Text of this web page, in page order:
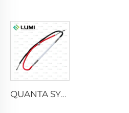
QUANTA SYSTEM